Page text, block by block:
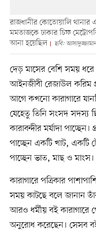
রাজধানীর কোতোয়ালি থানার
মমতাজকে ঢাকার চিফ
আনা হয়েছিল
ছবি:
দেড় মাসের বেশি সময়
আইনজীবী রেজাউল
আগে কখনো কারাগারে
যেহেতু তিনি সংসদ সদস্য
কারাবন্দীর মর্যাদা পাচ্ছেন।
পাচ্ছেন একটি খাট, একটি
পাচ্ছেন ভাত, মাছ ও মাংস।
কারাগারে পত্রিকার
সময় কাটছে বলে জানান
আরও ধর্মীয় বই কারাগারে
অনুরোধ করেছেন। সেসব